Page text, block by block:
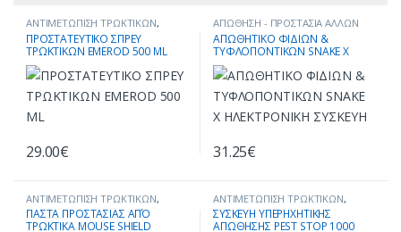
ΑΝΤΙΜΕΤΩΠΙΣΗ ΤΡΩΚΤΙΚΩΝ,
ΑΠΩΘΗΣΗ - ΠΡΟΣΤΑΣΙΑ ΑΛΛΩΝ
ΖΩΩΝ ,ΑΠΩΘΗΤΙΚΑ, ΣΥΣΚΕΥΕΣ
ΑΠΩΘΗΣΗΣ ΤΡΩΚΤΙΚΩΝ
ΠΡΟΣΤΑΤΕΥΤΙΚΟ ΣΠΡΕΥ
TΡΩΚΤΙΚΩΝ EMEROD 500 ΜL
29.00€
ΑΠΩΘΗΣΗ - ΠΡΟΣΤΑΣΙΑ ΑΛΛΩΝ
ΖΩΩΝ, ΑΠΩΘΗΤΙΚΑ, ΣΥΣΚΕΥΕΣ
ΑΠΩΘΗΣΗΣ ΤΡΩΚΤΙΚΩΝ
AΠΩΘΗΤΙΚΟ ΦΙΔΙΩΝ &
ΤΥΦΛΟΠΟΝΤΙΚΩΝ SNAKE X
ΗΛΕΚΤΡΟΝΙΚΗ ΣΥΣΚΕΥΗ
31.25€
ΑΝΤΙΜΕΤΩΠΙΣΗ ΤΡΩΚΤΙΚΩΝ,
ΣΥΣΚΕΥΕΣ ΑΠΩΘΗΣΗΣ ΤΡΩΚΤΙΚΩΝ
ΠΑΣΤΑ ΠΡΟΣΤΑΣΙΑΣ ΑΠΌ
ΤΡΩΚΤΙΚΑ MOUSE SHIELD
ΑΝΤΙΜΕΤΩΠΙΣΗ ΤΡΩΚΤΙΚΩΝ,
ΣΥΣΚΕΥΕΣ ΑΠΩΘΗΣΗΣ ΤΡΩΚΤΙΚΩΝ
ΣΥΣΚΕΥΗ ΥΠΕΡΗΧΗΤΙΚΗΣ
ΑΠΩΘΗΣΗΣ PEST STOP 1000